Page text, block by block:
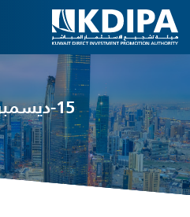
15-ديسمبر-2013